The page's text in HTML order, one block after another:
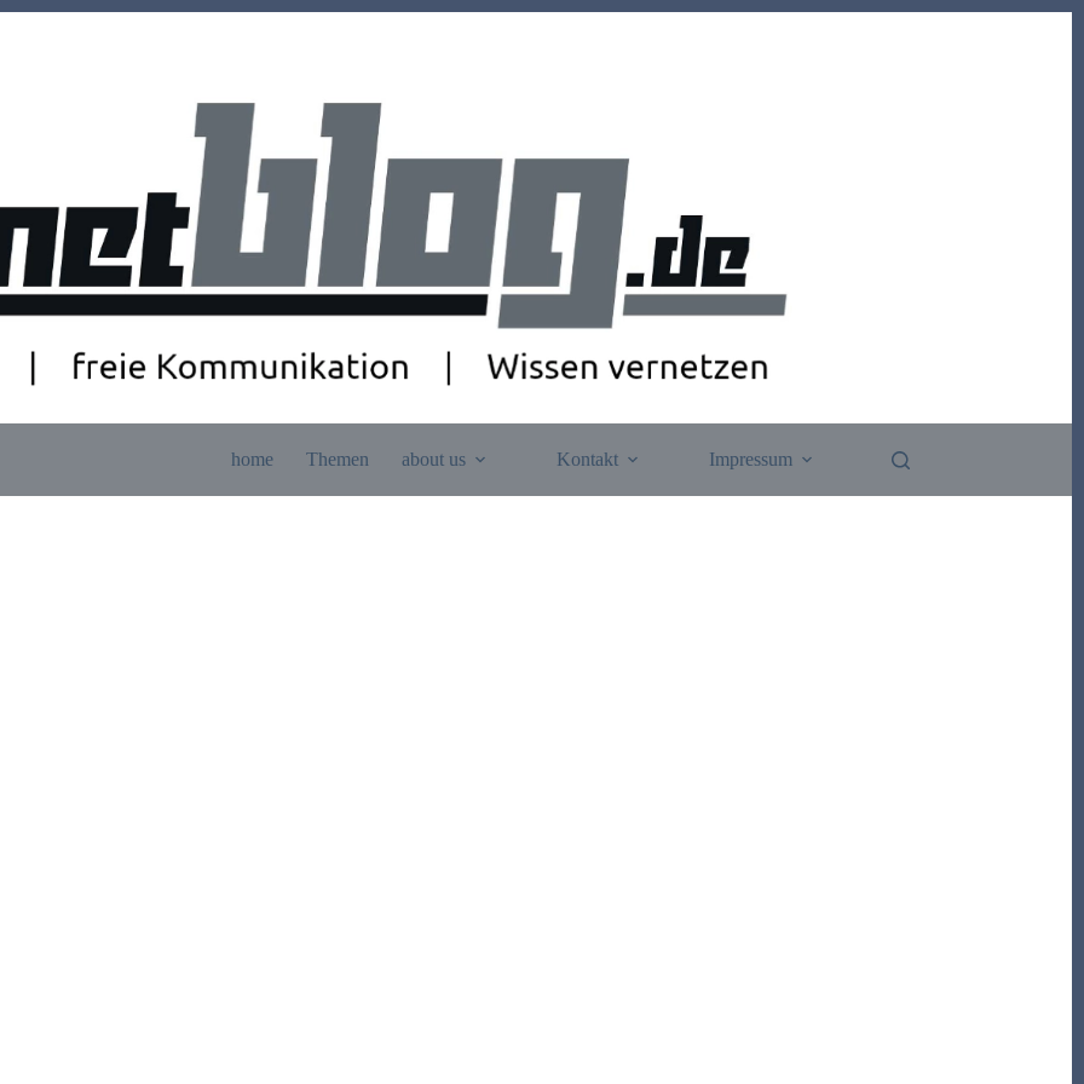
home Themen about us Kontakt Impressum